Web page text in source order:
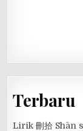
Terbaru
Lirik 刪拾 Shān